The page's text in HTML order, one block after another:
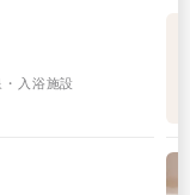
入浴施設